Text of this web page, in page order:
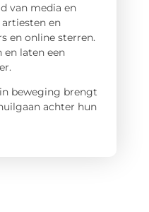
van media en
en
en online sterren.
en laten een
beweging brengt
achter hun